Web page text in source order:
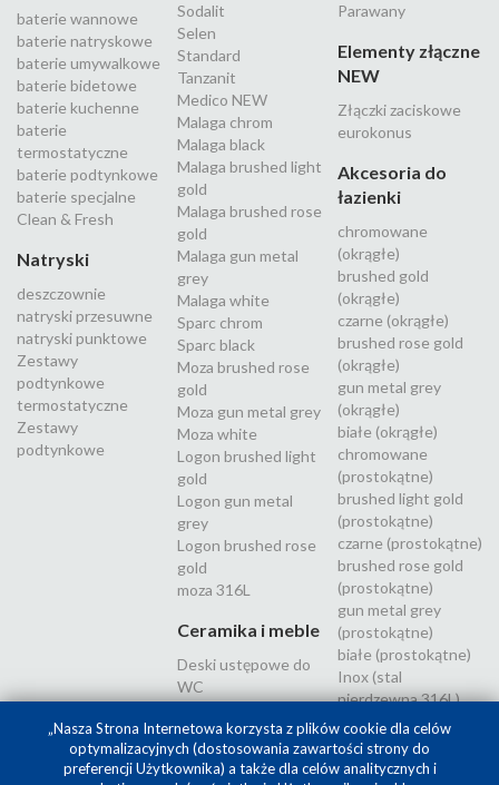
baterie wannowe
baterie natryskowe
baterie umywalkowe
baterie bidetowe
baterie kuchenne
baterie
termostatyczne
baterie podtynkowe
baterie specjalne
Clean & Fresh
Natryski
deszczownie
natryski przesuwne
natryski punktowe
Zestawy
podtynkowe
termostatyczne
Zestawy
podtynkowe
Sodalit
Selen
Standard
Tanzanit
Medico NEW
Malaga chrom
Malaga black
Malaga brushed light
gold
Malaga brushed rose
gold
Malaga gun metal
grey
Malaga white
Sparc chrom
Sparc black
Moza brushed rose
gold
Moza gun metal grey
Moza white
Logon brushed light
gold
Logon gun metal
grey
Logon brushed rose
gold
moza 316L
Ceramika i meble
Deski ustępowe do
WC
Parawany
Elementy złączne
NEW
Złączki zaciskowe
eurokonus
Akcesoria do
łazienki
chromowane
(okrągłe)
brushed gold
(okrągłe)
czarne (okrągłe)
brushed rose gold
(okrągłe)
gun metal grey
(okrągłe)
białe (okrągłe)
chromowane
(prostokątne)
brushed light gold
(prostokątne)
czarne (prostokątne)
brushed rose gold
(prostokątne)
gun metal grey
(prostokątne)
białe (prostokątne)
Inox (stal
nierdzewna 316L)
„Nasza Strona Internetowa korzysta z plików cookie dla celów
optymalizacyjnych (dostosowania zawartości strony do
preferencji Użytkownika) a także dla celów analitycznych i